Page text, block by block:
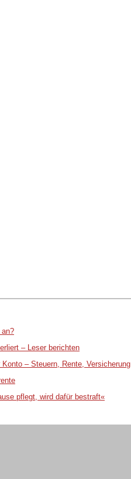
– Leser berichten
– Steuern, Rente, Versicherung
pflegt, wird dafür bestraft«